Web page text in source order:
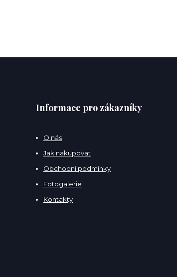
Informace pro zákazníky
O nás
Jak nakupovat
Obchodní podmínky
Fotogalerie
Kontakty